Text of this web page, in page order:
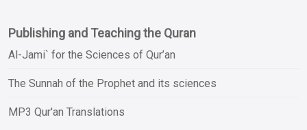
Publishing and Teaching the Quran
Al-Jami` for the Sciences of Qur’an
The Sunnah of the Prophet and its sciences
MP3 Qur'an Translations